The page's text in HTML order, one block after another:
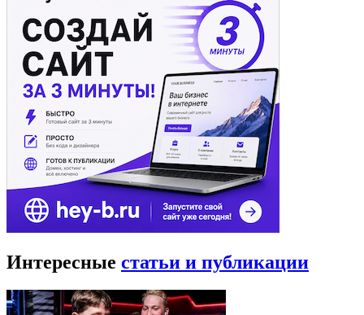
Интересные статьи и публикации